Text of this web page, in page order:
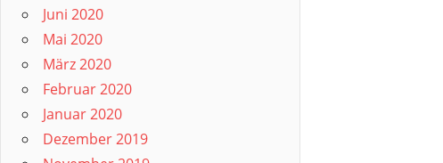
Juni 2020
Mai 2020
März 2020
Februar 2020
Januar 2020
Dezember 2019